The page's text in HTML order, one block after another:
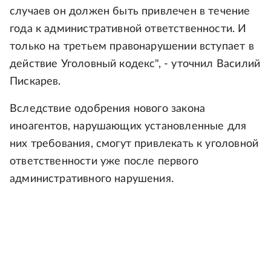
случаев он должен быть привлечен в течение
года к административной ответственности. И
только на третьем правонарушении вступает в
действие Уголовный кодекс", - уточнил Василий
Пискарев.
Вследствие одобрения нового закона
иноагентов, нарушающих установленные для
них требования, смогут привлекать к уголовной
ответственности уже после первого
административного нарушения.